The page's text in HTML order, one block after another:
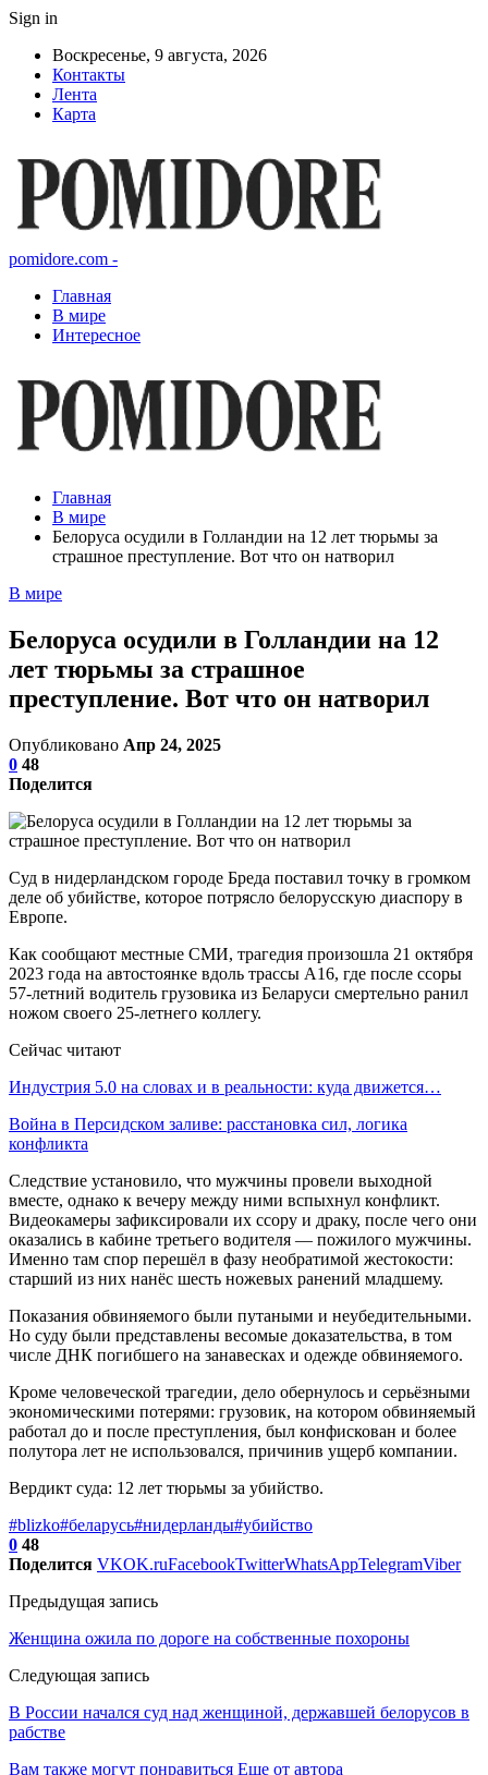
Sign in
Воскресенье, 9 августа, 2026
Контакты
Лента
Карта
pomidore.com -
Главная
В мире
Интересное
Главная
В мире
Белоруса осудили в Голландии на 12 лет тюрьмы за
страшное преступление. Вот что он натворил
В мире
Белоруса осудили в Голландии на 12
лет тюрьмы за страшное
преступление. Вот что он натворил
Опубликовано Апр 24, 2025
0 48
Поделится
Суд в нидерландском городе Бреда поставил точку в громком
деле об убийстве, которое потрясло белорусскую диаспору в
Европе.
Как сообщают местные СМИ, трагедия произошла 21 октября
2023 года на автостоянке вдоль трассы A16, где после ссоры
57-летний водитель грузовика из Беларуси смертельно ранил
ножом своего 25-летнего коллегу.
Сейчас читают
Индустрия 5.0 на словах и в реальности: куда движется…
Война в Персидском заливе: расстановка сил, логика
конфликта
Следствие установило, что мужчины провели выходной
вместе, однако к вечеру между ними вспыхнул конфликт.
Видеокамеры зафиксировали их ссору и драку, после чего они
оказались в кабине третьего водителя — пожилого мужчины.
Именно там спор перешёл в фазу необратимой жестокости:
старший из них нанёс шесть ножевых ранений младшему.
Показания обвиняемого были путаными и неубедительными.
Но суду были представлены весомые доказательства, в том
числе ДНК погибшего на занавесках и одежде обвиняемого.
Кроме человеческой трагедии, дело обернулось и серьёзными
экономическими потерями: грузовик, на котором обвиняемый
работал до и после преступления, был конфискован и более
полутора лет не использовался, причинив ущерб компании.
Вердикт суда: 12 лет тюрьмы за убийство.
#blizko#беларусь#нидерланды#убийство
0 48
Поделится VKOK.ruFacebookTwitterWhatsAppTelegramViber
Предыдущая запись
Женщина ожила по дороге на собственные похороны
Следующая запись
В России начался суд над женщиной, державшей белорусов в
рабстве
Вам также могут понравиться Еще от автора